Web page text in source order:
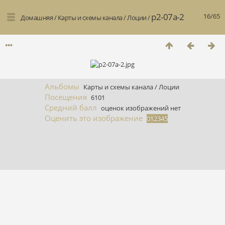
16/65
Домашняя/Карты и схемы канала/Лоции/p2-07a-2
Альбомы Карты и схемы канала/Лоции
Посещения 6101
Средний балл оценок изображений нет
Оценить это изображение